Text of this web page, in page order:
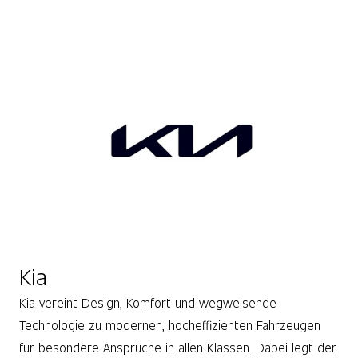
Kia
Kia vereint Design, Komfort und wegweisende
Technologie zu modernen, hocheffizienten Fahrzeugen
für besondere Ansprüche in allen Klassen. Dabei legt der